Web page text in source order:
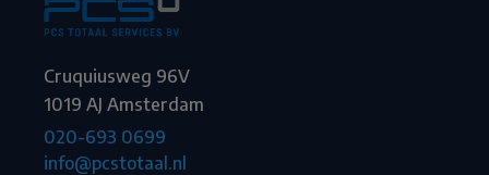
Cruquiusweg 96V
1019 AJ Amsterdam
020-693 0699
info@pcstotaal.nl